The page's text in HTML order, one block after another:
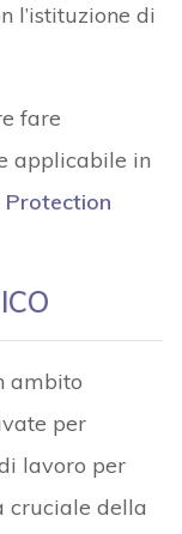
l’istituzione di
fare
applicabile in
Protection
ambito
per
lavoro per
cruciale della